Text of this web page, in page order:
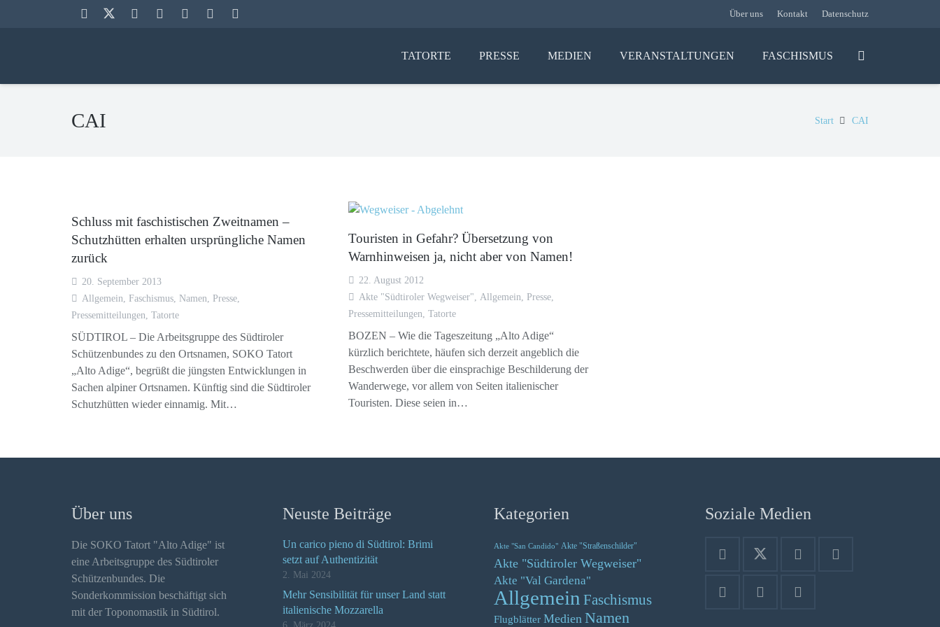
Über uns Kontakt Datenschutz
TATORTE PRESSE MEDIEN VERANSTALTUNGEN FASCHISMUS
CAI Start CAI
Schluss mit faschistischen Zweitnamen –
Schutzhütten erhalten ursprüngliche Namen
zurück
20. September 2013
Allgemein
Faschismus, Namen Presse,
Pressemitteilungen Tatorte
SÜDTIROL – Die Arbeitsgruppe des Südtiroler
Schützenbundes zu den Ortsnamen, SOKO Tatort
„Alto Adige“, begrüßt die jüngsten Entwicklungen in
Sachen alpiner Ortsnamen. Künftig sind die Südtiroler
Schutzhütten wieder einnamig. Mit…
Touristen in Gefahr? Übersetzung von
Warnhinweisen ja, nicht aber von Namen!
22. August 2012
Akte "Südtiroler Wegweiser"
Allgemein Presse,
Pressemitteilungen Tatorte
BOZEN – Wie die Tageszeitung „Alto Adige“
kürzlich berichtete, häufen sich derzeit angeblich die
Beschwerden über die einsprachige Beschilderung der
Wanderwege, vor allem von Seiten italienischer
Touristen. Diese seien in…
Über uns
Die SOKO Tatort "Alto Adige" ist
eine Arbeitsgruppe des Südtiroler
Schützenbundes. Die
Sonderkommission beschäftigt sich
mit der Toponomastik in Südtirol.
Neuste Beiträge
Un carico pieno di Südtirol: Brimi
setzt auf Authentizität
2. Mai 2024
Mehr Sensibilität für unser Land statt
italienische Mozzarella
Kategorien
Akte "San Candido" Akte "Straßenschilder"
Akte "Südtiroler Wegweiser"
Akte "Val Gardena"
Allgemein Faschismus
Flugblätter Medien Namen
Soziale Medien